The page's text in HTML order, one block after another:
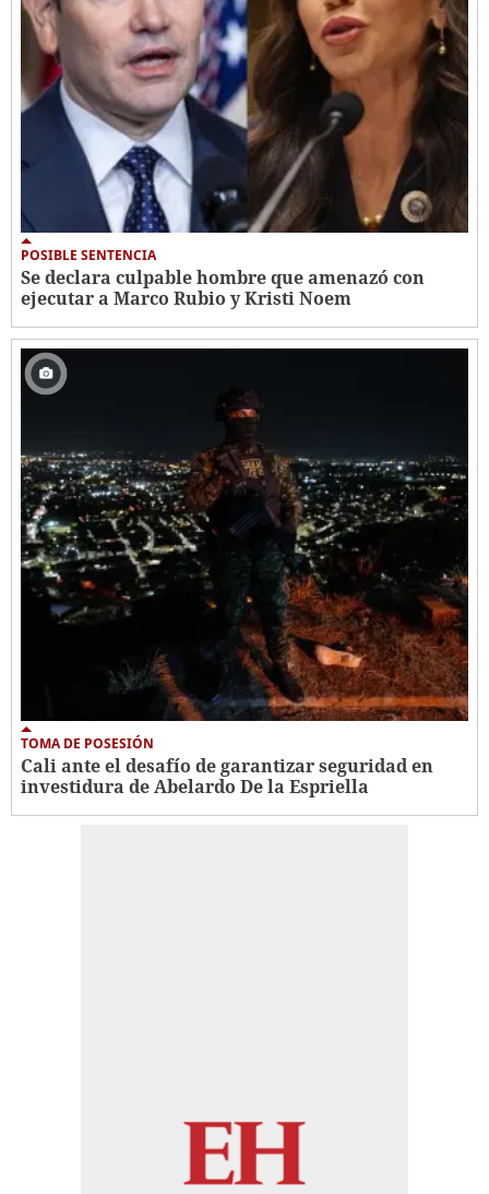
POSIBLE SENTENCIA
Se declara culpable hombre que amenazó con
ejecutar a Marco Rubio y Kristi Noem
TOMA DE POSESIÓN
Cali ante el desafío de garantizar seguridad en
investidura de Abelardo De la Espriella